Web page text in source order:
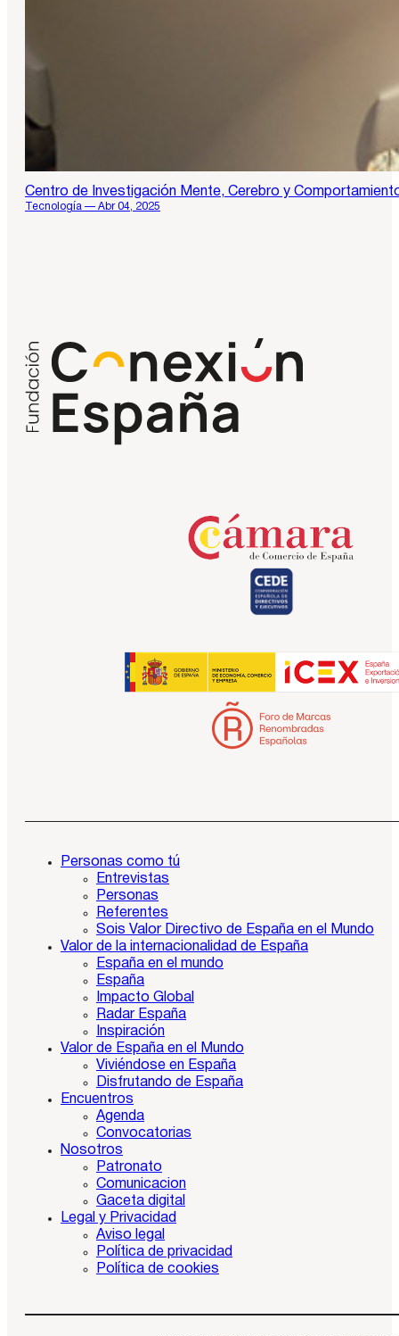
Centro de Investigación Mente, Cerebro y
Tecnología — Abr 04, 2025
Personas como tú
Entrevistas
Personas
Referentes
Sois Valor Directivo de España en el Mundo
Valor de la internacionalidad de España
España en el mundo
España
Impacto Global
Radar España
Inspiración
Valor de España en el Mundo
Viviéndose en España
Disfrutando de España
Encuentros
Agenda
Convocatorias
Nosotros
Patronato
Comunicacion
Gaceta digital
Legal y Privacidad
Aviso legal
Política de privacidad
Política de cookies